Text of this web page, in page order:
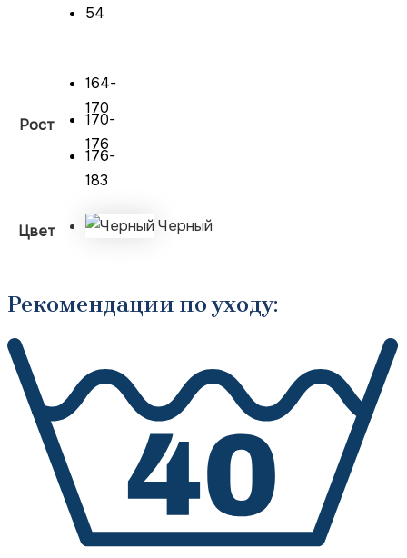
54
Рост
164-
170
170-
176
176-
183
Цвет Черный
Рекомендации по уходу: